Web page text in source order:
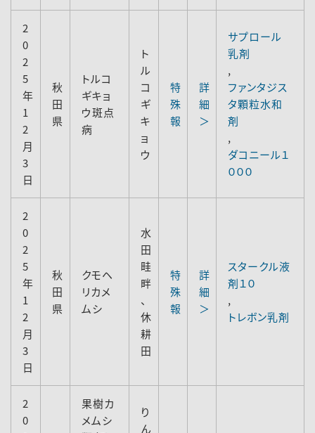
2
0
2
5
年
1
2
月
3
日
秋
田
県
トルコ
ギキョ
ウ斑点
病
ト
ル
コ
ギ
キ
ョ
ウ
特
殊
報
詳
細
＞
サプロール
乳剤
,
ファンタジス
タ顆粒水和
剤
,
ダコニール１
０００
2
0
2
5
年
1
2
月
3
日
秋
田
県
クモヘ
リカメ
ムシ
水
田
畦
畔
、
休
耕
田
特
殊
報
詳
細
＞
スタークル液
剤１０
,
トレボン乳剤
2
0
果樹カ
メムシ
り
ん